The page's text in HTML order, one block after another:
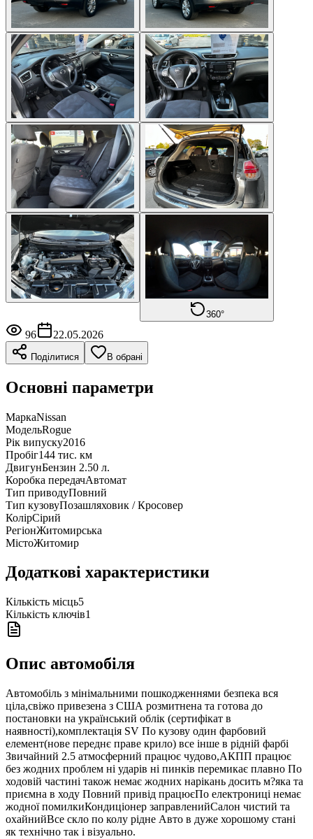
360°
96 22.05.2026
Поділитися В обрані
Основні параметри
МаркаNissan
МодельRogue
Рік випуску2016
Пробіг144 тис. км
ДвигунБензин 2.50 л.
Коробка передачАвтомат
Тип приводуПовний
Тип кузовуПозашляховик / Кросовер
КолірСірий
РегіонЖитомирська
МістоЖитомир
Додаткові характеристики
Кількість місць5
Кількість ключів1
Опис автомобіля
Автомобіль з мінімальними пошкодженнями безпека вся
ціла,свіжо привезена з США розмитнена та готова до
постановки на український облік (сертифікат в
наявності),комплектація SV По кузову один фарбовий
елемент(нове переднє праве крило) все інше в рідній фарбі
Звичайний 2.5 атмосферний працює чудово,АКПП працює
без жодних проблем ні ударів ні пинків перемикає плавно По
ходовій частині також немає жодних нарікань досить м?яка та
приємна в ходу Повний привід працюєПо електрониці немає
жодної помилкиКондиціонер заправленийСалон чистий та
охайнийВсе скло по колу рідне Авто в дуже хорошому стані
як технічно так і візуально.